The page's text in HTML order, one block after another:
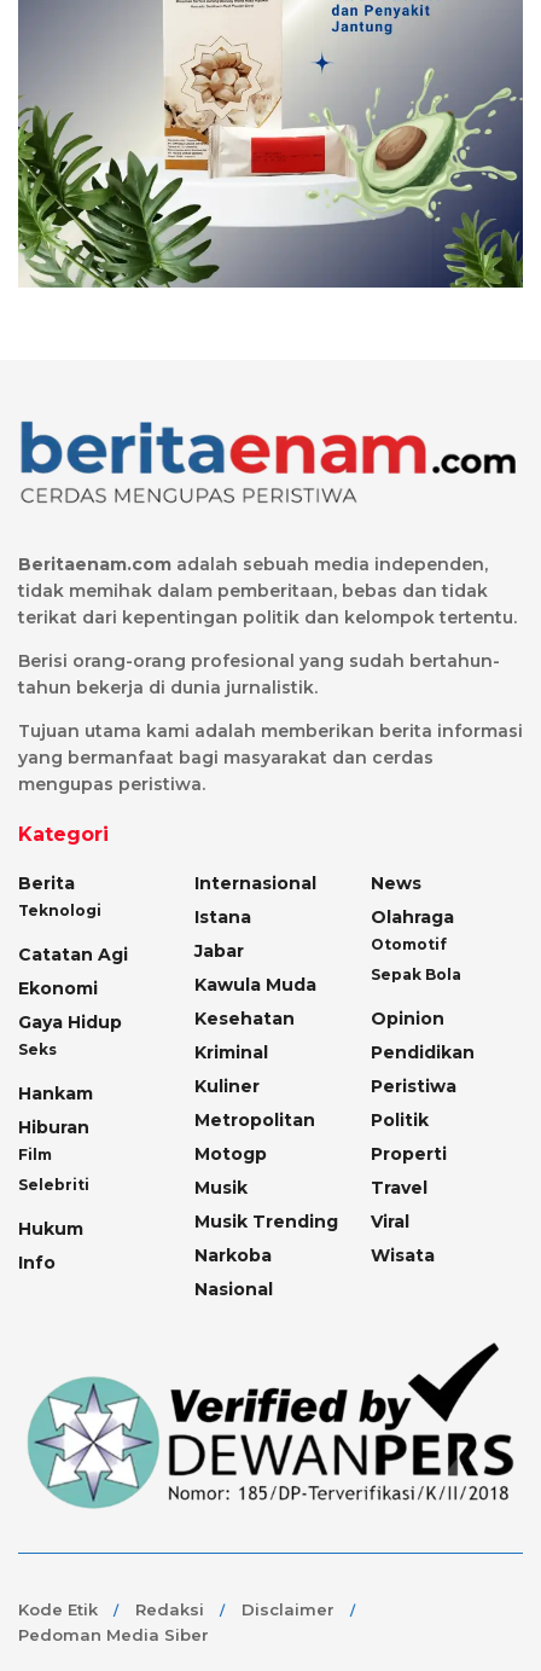
Beritaenam.com adalah sebuah media independen,
tidak memihak dalam pemberitaan, bebas dan tidak
terikat dari kepentingan politik dan kelompok tertentu.
Berisi orang-orang profesional yang sudah bertahun-
tahun bekerja di dunia jurnalistik.
Tujuan utama kami adalah memberikan berita informasi
yang bermanfaat bagi masyarakat dan cerdas
mengupas peristiwa.
Kategori
Berita
Teknologi
Catatan Agi
Ekonomi
Gaya Hidup
Seks
Hankam
Hiburan
Film
Selebriti
Hukum
Info
Internasional
Istana
Jabar
Kawula Muda
Kesehatan
Kriminal
Kuliner
Metropolitan
Motogp
Musik
Musik Trending
Narkoba
Nasional
News
Olahraga
Otomotif
Sepak Bola
Opinion
Pendidikan
Peristiwa
Politik
Properti
Travel
Viral
Wisata
Kode Etik Redaksi
Disclaimer
Pedoman Media Siber